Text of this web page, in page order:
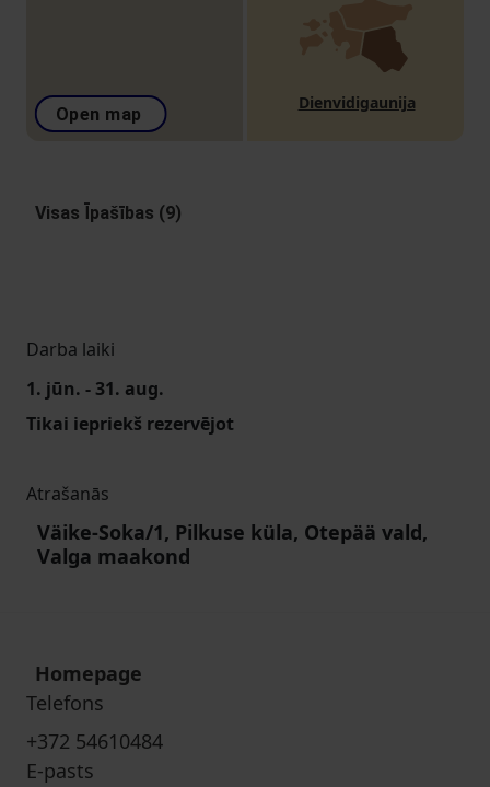
Open map
Dienvidigaunija
Visas Īpašības (9)
Darba laiki
1. jūn. - 31. aug.
Tikai iepriekš rezervējot
Atrašanās
Väike-Soka/1, Pilkuse küla, Otepää vald,
Valga maakond
Homepage
Telefons
+372 54610484
E-pasts